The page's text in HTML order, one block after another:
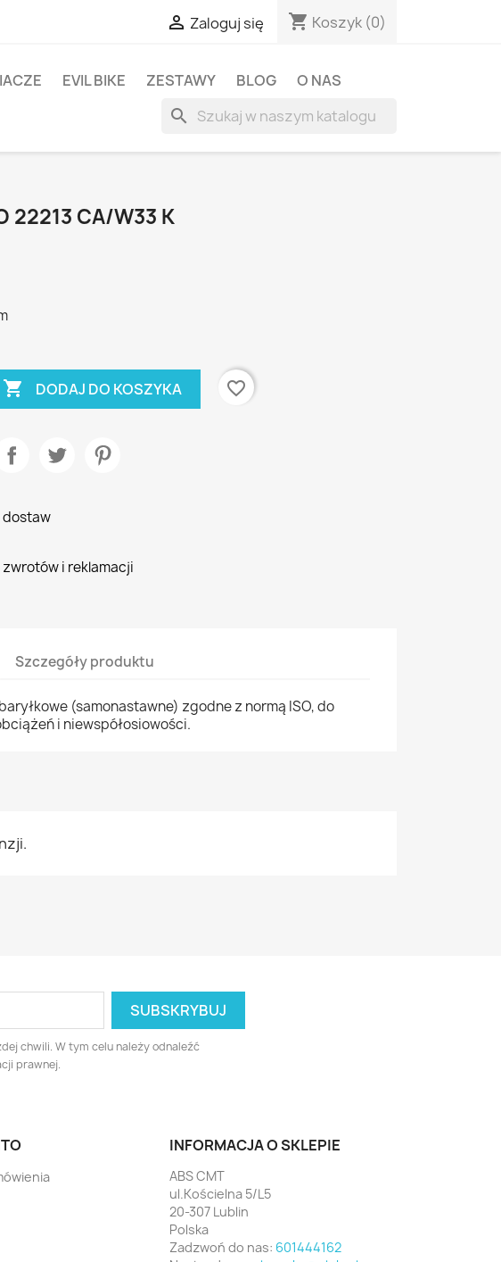
 Zaloguj się shopping_cart Koszyk (0)
EVIL BIKE ZESTAWY BLOG O NAS
search
22213 CA/W33 K
 DODAJ DO KOSZYKA favorite_border
dostaw
i reklamacji
Szczegóły produktu
(samonastawne) zgodne z normą ISO, do
i niewspółosiowości.
chwili. W tym celu należy odnaleźć
prawnej.
INFORMACJA O SKLEPIE
ABS CMT
ul.Kościelna 5/L5
20-307 Lublin
Polska
Zadzwoń do nas: 601444162